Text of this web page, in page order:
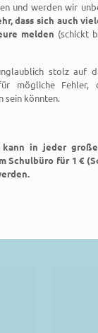
und werden wir
dass sich auch
melden (schickt
stolz auf
mögliche Fehler,
sein könnten.
kann in jeder
Schulbüro für 1 €